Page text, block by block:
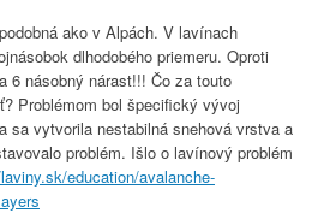
ako v Alpách. V lavínach
dlhodobého priemeru. Oproti
6 násobný nárast!!! Čo za touto
Problémom bol špecifický vývoj
sa vytvorila nestabilná snehová vrstva a
problém. Išlo o lavínový problém
education/avalanche-